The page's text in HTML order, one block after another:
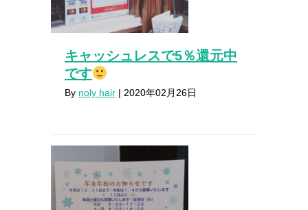
キャッシュレスで5％還元中
です
By noly hair | 2020年02月26日